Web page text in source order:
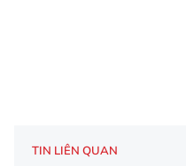
TIN LIÊN QUAN